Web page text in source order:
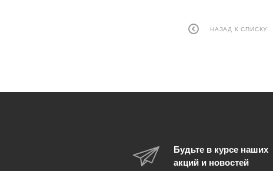
НАЗАД К СПИСКУ
Будьте в курсе наших
акций и новостей